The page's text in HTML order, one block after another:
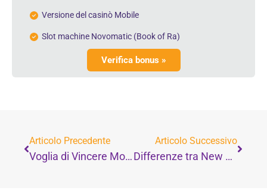
Versione del casinò Mobile
Slot machine Novomatic (Book of Ra)
Verifica bonus »
Articolo Precedente
Voglia di Vincere Mobile: il casinò in movimento con bonus di benvenuto fino a 1000€
Articolo Successivo
Differenze tra New Slot dei bar e Videolottery VLT